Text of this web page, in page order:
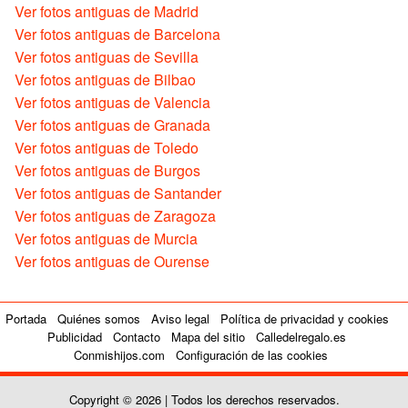
Ver fotos antiguas de Madrid
Ver fotos antiguas de Barcelona
Ver fotos antiguas de Sevilla
Ver fotos antiguas de Bilbao
Ver fotos antiguas de Valencia
Ver fotos antiguas de Granada
Ver fotos antiguas de Toledo
Ver fotos antiguas de Burgos
Ver fotos antiguas de Santander
Ver fotos antiguas de Zaragoza
Ver fotos antiguas de Murcia
Ver fotos antiguas de Ourense
Portada Quiénes somos Aviso legal
Política de privacidad y cookies
Publicidad
Contacto Mapa del sitio
Calledelregalo.es
Conmishijos.com
Configuración de las cookies
Copyright © 2026 | Todos los derechos reservados.